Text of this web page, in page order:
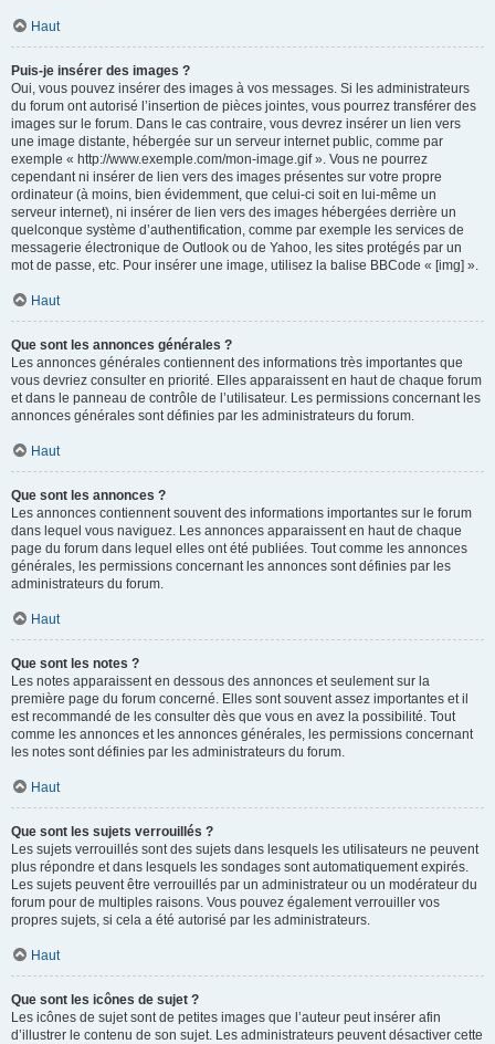
Haut
Puis-je insérer des images ?
Oui, vous pouvez insérer des images à vos messages. Si les administrateurs
du forum ont autorisé l’insertion de pièces jointes, vous pourrez transférer des
images sur le forum. Dans le cas contraire, vous devrez insérer un lien vers
une image distante, hébergée sur un serveur internet public, comme par
exemple « http://www.exemple.com/mon-image.gif ». Vous ne pourrez
cependant ni insérer de lien vers des images présentes sur votre propre
ordinateur (à moins, bien évidemment, que celui-ci soit en lui-même un
serveur internet), ni insérer de lien vers des images hébergées derrière un
quelconque système d’authentification, comme par exemple les services de
messagerie électronique de Outlook ou de Yahoo, les sites protégés par un
mot de passe, etc. Pour insérer une image, utilisez la balise BBCode « [img] ».
Haut
Que sont les annonces générales ?
Les annonces générales contiennent des informations très importantes que
vous devriez consulter en priorité. Elles apparaissent en haut de chaque forum
et dans le panneau de contrôle de l’utilisateur. Les permissions concernant les
annonces générales sont définies par les administrateurs du forum.
Haut
Que sont les annonces ?
Les annonces contiennent souvent des informations importantes sur le forum
dans lequel vous naviguez. Les annonces apparaissent en haut de chaque
page du forum dans lequel elles ont été publiées. Tout comme les annonces
générales, les permissions concernant les annonces sont définies par les
administrateurs du forum.
Haut
Que sont les notes ?
Les notes apparaissent en dessous des annonces et seulement sur la
première page du forum concerné. Elles sont souvent assez importantes et il
est recommandé de les consulter dès que vous en avez la possibilité. Tout
comme les annonces et les annonces générales, les permissions concernant
les notes sont définies par les administrateurs du forum.
Haut
Que sont les sujets verrouillés ?
Les sujets verrouillés sont des sujets dans lesquels les utilisateurs ne peuvent
plus répondre et dans lesquels les sondages sont automatiquement expirés.
Les sujets peuvent être verrouillés par un administrateur ou un modérateur du
forum pour de multiples raisons. Vous pouvez également verrouiller vos
propres sujets, si cela a été autorisé par les administrateurs.
Haut
Que sont les icônes de sujet ?
Les icônes de sujet sont de petites images que l’auteur peut insérer afin
d’illustrer le contenu de son sujet. Les administrateurs peuvent désactiver cette